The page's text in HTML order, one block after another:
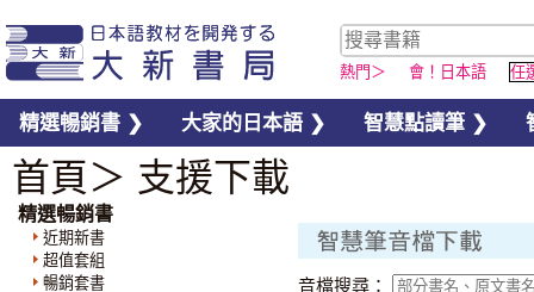
熱門＞ 會！日本語 任
精選暢銷書 ❯ 大家的日本語 ❯ 智慧點讀筆 ❯
首頁＞ 支援下載
精選暢銷書
近期新書
超值套組
暢銷套書
音檔搜尋：